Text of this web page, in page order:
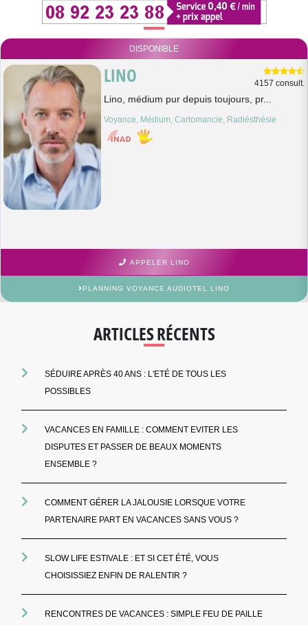
DISPONIBLE
LINO 4157 consult.
Lino, médium pur depuis toujours, pr...
Voyance, Médium, Cartomancie, Radiésthésie
APPELER LINO
PLANNING VOYANCE AUDIOTEL LINO
ARTICLES RÉCENTS
SÉDUIRE APRÈS 40 ANS : L'ETÉ DE TOUS LES
POSSIBLES
VACANCES EN FAMILLE : COMMENT EVITER LES
DISPUTES ET PASSER DE BEAUX MOMENTS
ENSEMBLE ?
COMMENT GÉRER LA JALOUSIE LORSQUE VOTRE
PARTENAIRE PART EN VACANCES SANS VOUS ?
SLOW LIFE ESTIVALE : ET SI CET ÉTÉ, VOUS
CHOISISSIEZ ENFIN DE RALENTIR ?
RENCONTRES DE VACANCES : SIMPLE FEU DE PAILLE